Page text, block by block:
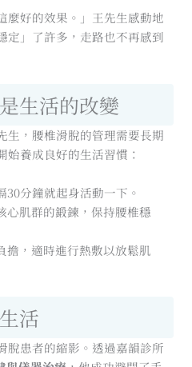
麼好的效果。」王先生感動地
定」了許多，走路也不再感到
生活的改變
生，腰椎滑脫的管理需要長期
養成良好的生活習慣：
分鐘就起身活動一下。
心肌群的鍛鍊，保持腰椎穩
擔，適時進行熱敷以放鬆肌
活
脫患者的縮影。透過嘉韻診所